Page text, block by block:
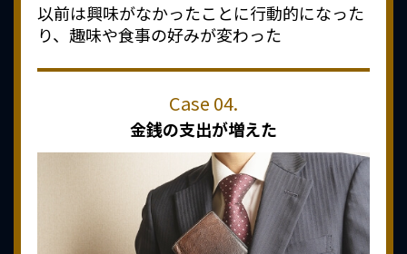
以前は興味がなかったことに行動的になった
り、趣味や食事の好みが変わった
金銭の支出が増えた